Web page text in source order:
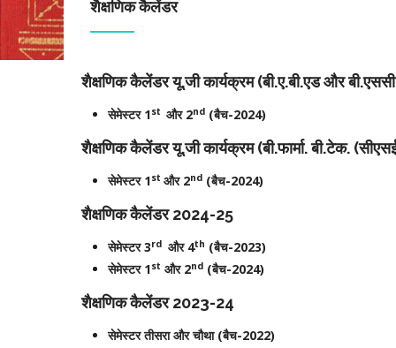
शैक्षणिक कैलेंडर
शैक्षणिक कैलेंडर यू.जी कार्यक्रम (बी.ए.बी.एड और
सेमेस्टर 1st और 2nd (बैच-2024)
शैक्षणिक कैलेंडर यू.जी कार्यक्रम (बी.फार्मा. बी.टेक.
सेमेस्टर 1st और 2nd (बैच-2024)
शैक्षणिक कैलेंडर 2024-25
सेमेस्टर 3rd और 4th (बैच-2023)
सेमेस्टर 1st और 2nd (बैच-2024)
शैक्षणिक कैलेंडर 2023-24
सेमेस्टर तीसरा और चौथा (बैच-2022)